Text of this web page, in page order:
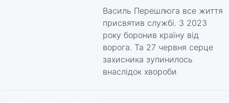
Василь Перешлюга все життя
присвятив службі. З 2023
року боронив країну від
ворога. Та 27 червня серце
захисника зупинилось
внаслідок хвороби